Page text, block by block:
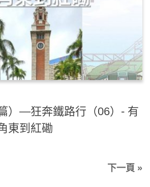
）—狂奔鐵路行（06）- 有
東到紅磡
下一頁 »